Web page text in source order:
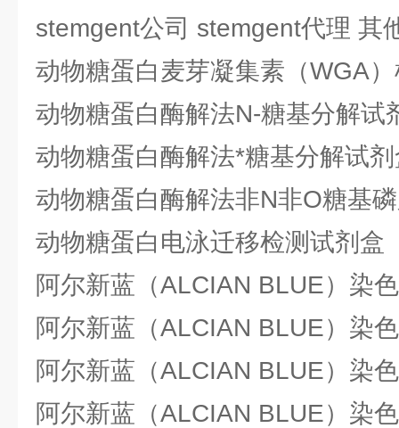
stemgent公司 stemgent代理 其
动物糖蛋白麦芽凝集素（WGA
动物糖蛋白酶解法N-糖基分解试
动物糖蛋白酶解法*糖基分解试
动物糖蛋白酶解法非N非O糖基
动物糖蛋白电泳迁移检测试剂盒
阿尔新蓝（ALCIAN BLUE）染
阿尔新蓝（ALCIAN BLUE）染
阿尔新蓝（ALCIAN BLUE）染
阿尔新蓝（ALCIAN BLUE）染